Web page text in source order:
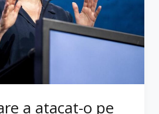
a atacat-o pe